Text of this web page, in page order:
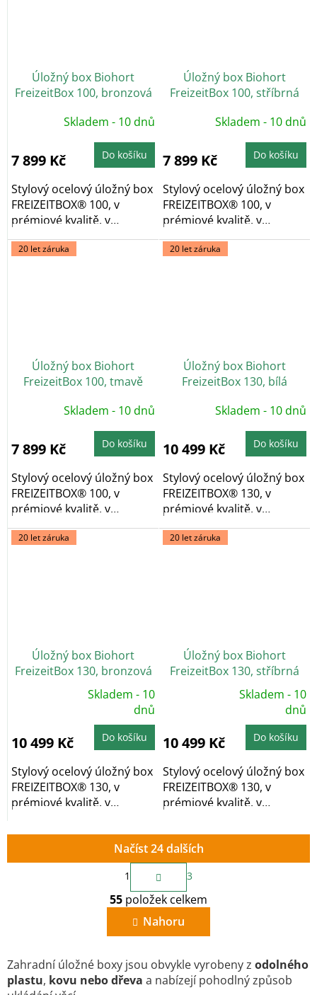
Úložný box Biohort
FreizeitBox 100, bronzová
Skladem - 10 dnů
7 899 Kč Do košíku
Stylový ocelový úložný box
FREIZEITBOX® 100, v
prémiové kvalitě, v
provedení bronzová...
Úložný box Biohort
FreizeitBox 100, stříbrná
Skladem - 10 dnů
7 899 Kč Do košíku
Stylový ocelový úložný box
FREIZEITBOX® 100, v
prémiové kvalitě, v
provedení...
20 let záruka
Úložný box Biohort
FreizeitBox 100, tmavě
Skladem - 10 dnů
7 899 Kč Do košíku
Stylový ocelový úložný box
FREIZEITBOX® 100, v
prémiové kvalitě, v
provedení tmavě šedá...
20 let záruka
Úložný box Biohort
FreizeitBox 130, bílá
Skladem - 10 dnů
10 499 Kč Do košíku
Stylový ocelový úložný box
FREIZEITBOX® 130, v
prémiové kvalitě, v
provedení bílá...
20 let záruka
Úložný box Biohort
FreizeitBox 130, bronzová
metalíza
5,0
z
5
Skladem - 10
dnů
10 499 Kč Do košíku
Stylový ocelový úložný box
FREIZEITBOX® 130, v
prémiové kvalitě, v
20 let záruka
Úložný box Biohort
FreizeitBox 130, stříbrná
metalíza
5,0
z
5
Skladem - 10
dnů
10 499 Kč Do košíku
Stylový ocelový úložný box
FREIZEITBOX® 130, v
prémiové kvalitě, v
O
v
l
á
a
c
í
Načíst 24 dalších
S
t
r
á
n
k
o
á
n
í
1 3
55 položek celkem
Nahoru
Zahradní úložné boxy jsou obvykle vyrobeny z odolného
plastu, kovu nebo dřeva a nabízejí pohodlný způsob